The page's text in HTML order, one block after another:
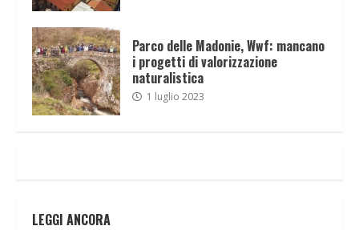
Parco delle Madonie, Wwf: mancano
i progetti di valorizzazione
naturalistica
1 luglio 2023
LEGGI ANCORA